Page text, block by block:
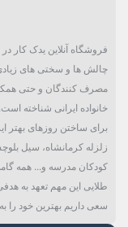
چالش ها و سختی های
مصرف کنندگان و حتی
خانواده ایرانی شناخته
برای ساختن روزهای بهتر
زلزله کرمانشاه، سیل
کودکان مدرسه و... همه
طلایی این مهم تعهد به
سعی داریم بهترین خود را